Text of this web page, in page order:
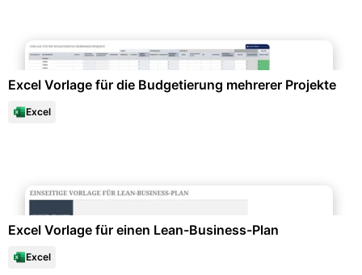
Excel Vorlage für die Budgetierung mehrerer Projekte
Excel
Excel Vorlage für einen Lean-Business-Plan
Excel